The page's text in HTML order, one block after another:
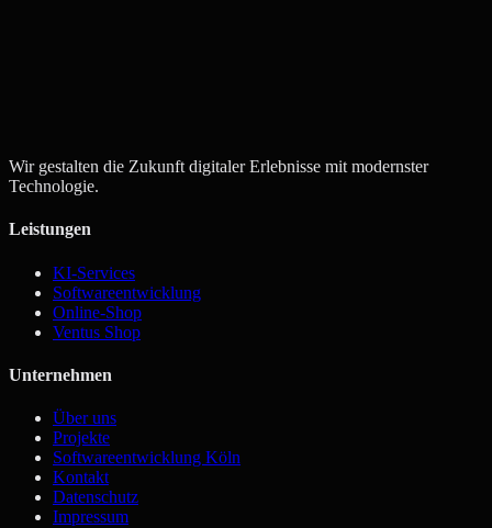
Wir gestalten die Zukunft digitaler Erlebnisse mit modernster
Technologie.
Leistungen
KI-Services
Softwareentwicklung
Online-Shop
Ventus Shop
Unternehmen
Über uns
Projekte
Softwareentwicklung Köln
Kontakt
Datenschutz
Impressum